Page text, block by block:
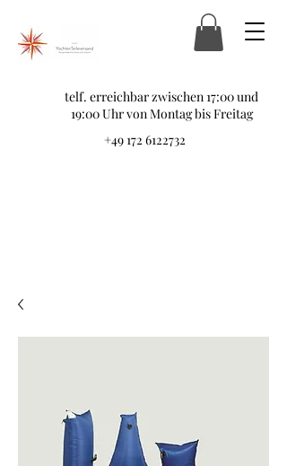
telf. erreichbar zwischen 17:00 und
19:00 Uhr von Montag bis Freitag
+49 172 6122732